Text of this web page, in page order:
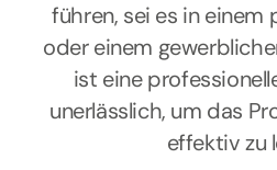
führen, sei es in einem
oder einem
ist eine
unerlässlich, um das
effektiv zu